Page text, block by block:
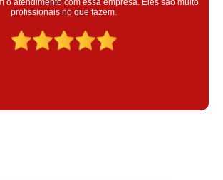
e transparente, destaque para o colaborador
Claudinei excelente profissional!